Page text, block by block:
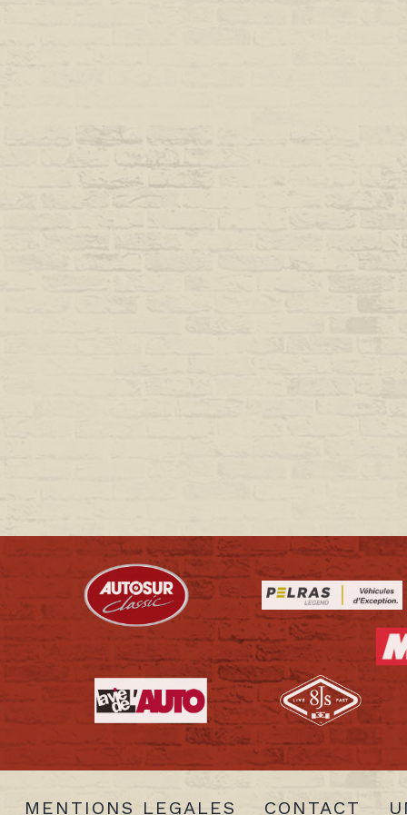
MENTIONS LEGALES CONTACT